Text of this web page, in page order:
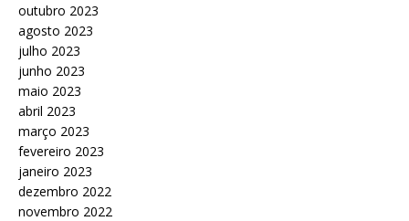
outubro 2023
agosto 2023
julho 2023
junho 2023
maio 2023
abril 2023
março 2023
fevereiro 2023
janeiro 2023
dezembro 2022
novembro 2022